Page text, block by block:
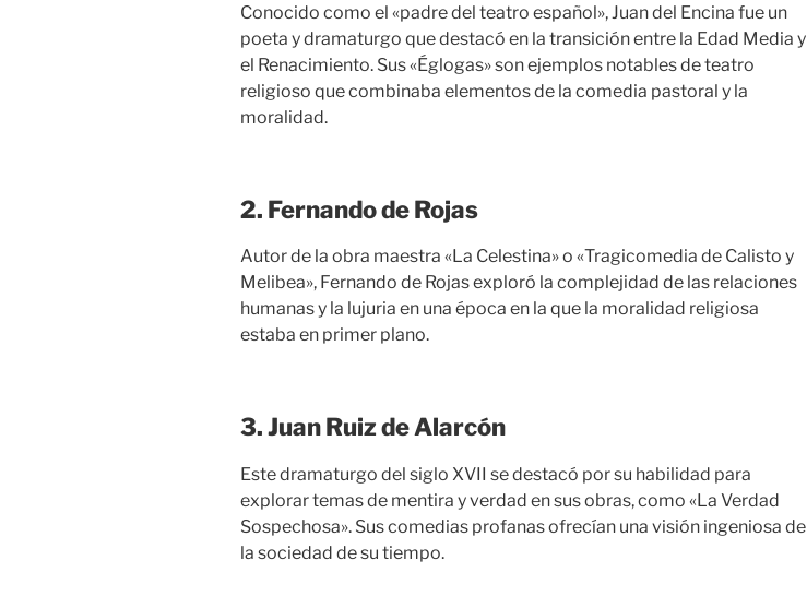
Conocido como el «padre del teatro español», Juan del Encina fue un
poeta y dramaturgo que destacó en la transición entre la Edad Media y
el Renacimiento. Sus «Églogas» son ejemplos notables de teatro
religioso que combinaba elementos de la comedia pastoral y la
moralidad.
2. Fernando de Rojas
Autor de la obra maestra «La Celestina» o «Tragicomedia de Calisto y
Melibea», Fernando de Rojas exploró la complejidad de las relaciones
humanas y la lujuria en una época en la que la moralidad religiosa
estaba en primer plano.
3. Juan Ruiz de Alarcón
Este dramaturgo del siglo XVII se destacó por su habilidad para
explorar temas de mentira y verdad en sus obras, como «La Verdad
Sospechosa». Sus comedias profanas ofrecían una visión ingeniosa de
la sociedad de su tiempo.